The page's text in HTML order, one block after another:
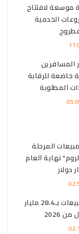
موسعة لافتتاح
الخدمية
المسافرين
خاضعة للرقابة
المطلوبة
المرحلة
نهاية العام
دولار
"مدينة مصر" تسجل مبيعات بـ28.4 مليار
2026